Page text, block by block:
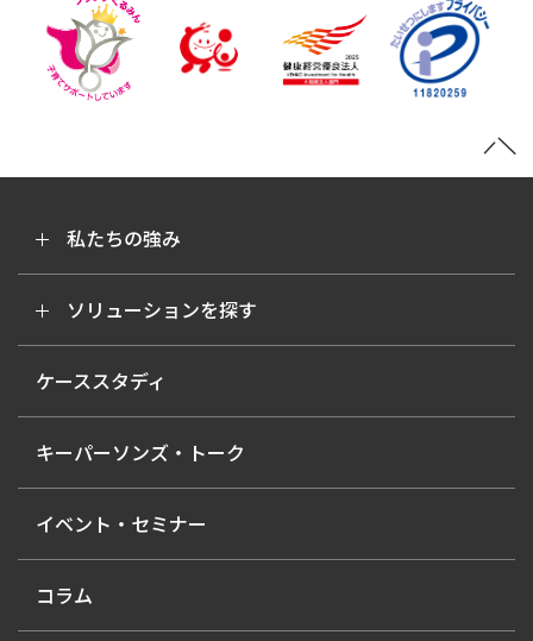
私たちの強み
ソリューションを探す
ケーススタディ
キーパーソンズ・トーク
イベント・セミナー
コラム